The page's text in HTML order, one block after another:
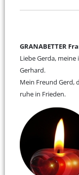
GRANABETTER
Liebe Gerda,
Gerhard.
Mein Freund Gerd,
ruhe in Frieden.